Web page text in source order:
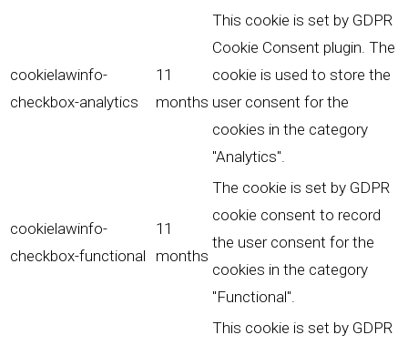
cookielawinfo-
checkbox-analytics
11
months
This cookie is set by GDPR
Cookie Consent plugin. The
cookie is used to store the
user consent for the
cookies in the category
"Analytics".
cookielawinfo-
checkbox-functional
11
months
The cookie is set by GDPR
cookie consent to record
the user consent for the
cookies in the category
"Functional".
This cookie is set by GDPR